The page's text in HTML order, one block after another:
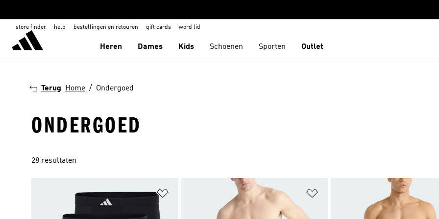
store finder help bestellingen en retouren gift cards word lid
Heren Dames Kids Schoenen Sporten Outlet
Terug Home Ondergoed
ONDERGOED
28 resultaten
Op verlanglijst zetten Op verlanglijst zetten